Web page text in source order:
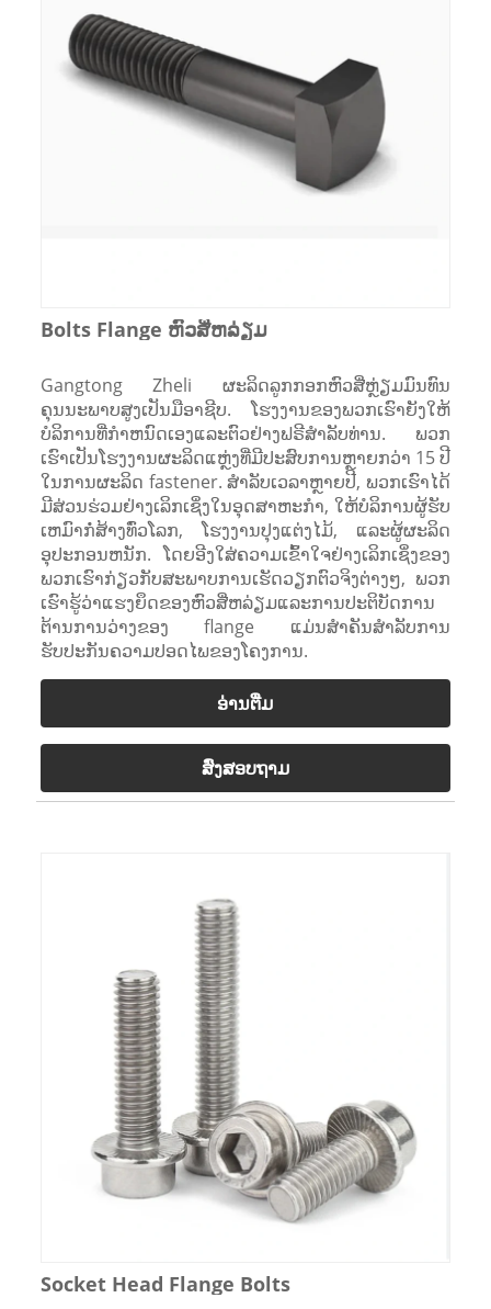
Bolts Flange ຫົວສີ່ຫລ່ຽມ
Gangtong Zheli ຜະລິດລູກກອກຫົວສີ່ຫຼ່ຽມມົນທົນ
ຄຸນນະພາບສູງເປັນມືອາຊີບ. ໂຮງງານຂອງພວກເຮົາຍັງໃຫ້
ບໍລິການທີ່ກໍາຫນົດເອງແລະຕົວຢ່າງຟຣີສໍາລັບທ່ານ. ພວກ
ເຮົາເປັນໂຮງງານຜະລິດແຫຼ່ງທີ່ມີປະສົບການຫຼາຍກວ່າ 15 ປີ
ໃນການຜະລິດ fastener. ສໍາລັບເວລາຫຼາຍປີ, ພວກເຮົາໄດ້
ມີສ່ວນຮ່ວມຢ່າງເລິກເຊິ່ງໃນອຸດສາຫະກໍາ, ໃຫ້ບໍລິການຜູ້ຮັບ
ເຫມົາກໍ່ສ້າງທົ່ວໂລກ, ໂຮງງານປຸງແຕ່ງໄມ້, ແລະຜູ້ຜະລິດ
ອຸປະກອນຫນັກ. ໂດຍອີງໃສ່ຄວາມເຂົ້າໃຈຢ່າງເລິກເຊິ່ງຂອງ
ພວກເຮົາກ່ຽວກັບສະພາບການເຮັດວຽກຕົວຈິງຕ່າງໆ, ພວກ
ເຮົາຮູ້ວ່າແຮງຍຶດຂອງຫົວສີ່ຫລ່ຽມແລະການປະຕິບັດການ
ຕ້ານການວ່າງຂອງ flange ແມ່ນສໍາຄັນສໍາລັບການ
ຮັບປະກັນຄວາມປອດໄພຂອງໂຄງການ.
ອ່ານ​ຕື່ມ
ສົ່ງສອບຖາມ
Socket Head Flange Bolts